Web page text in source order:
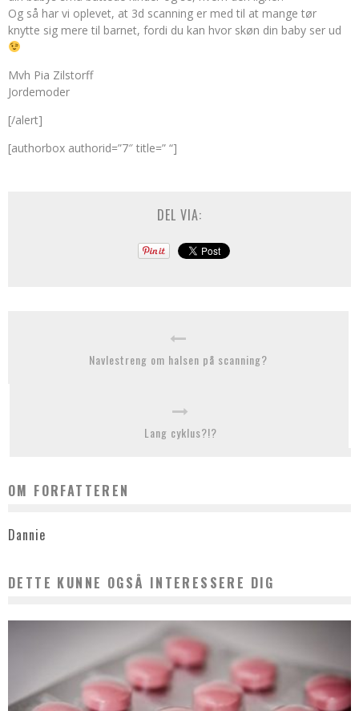
Og så har vi oplevet, at 3d scanning er med til at mange tør
knytte sig mere til barnet, fordi du kan hvor skøn din baby ser ud
Mvh Pia Zilstorff
Jordemoder
[/alert]
[authorbox authorid=”7″ title=” “]
DEL VIA:
Navlestreng om halsen på scanning?
Lang cyklus?!?
OM FORFATTEREN
Dannie
DETTE KUNNE OGSÅ INTERESSERE DIG